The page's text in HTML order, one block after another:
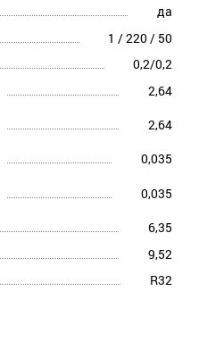
да
1 / 220 / 50
0,2/0,2
2,64
2,64
0,035
0,035
6,35
9,52
R32